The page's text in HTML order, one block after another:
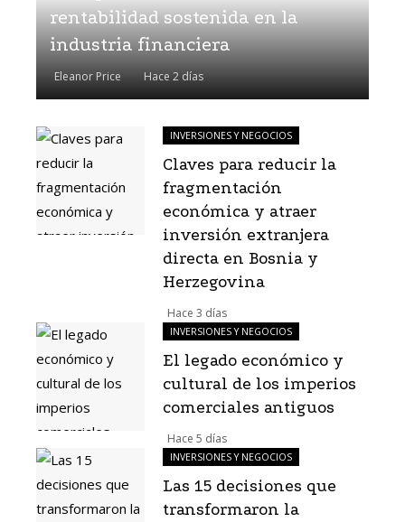
rentabilidad sostenida en la
industria financiera
Eleanor Price Hace 2 días
INVERSIONES Y NEGOCIOS
Claves para reducir la
fragmentación
económica y atraer
inversión extranjera
directa en Bosnia y
Herzegovina
Hace 3 días
INVERSIONES Y NEGOCIOS
El legado económico y
cultural de los imperios
comerciales antiguos
Hace 5 días
INVERSIONES Y NEGOCIOS
Las 15 decisiones que
transformaron la